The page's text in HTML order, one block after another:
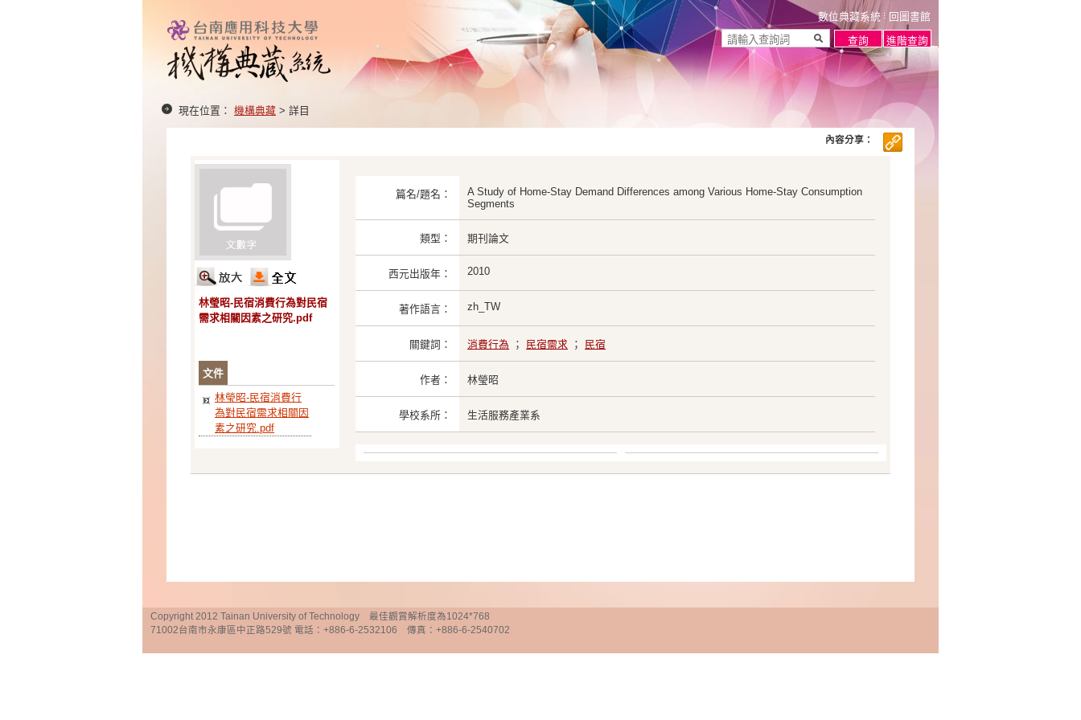
數位典藏系統 回圖書館
現在位置： 機構典藏 > 詳目
林瑩昭-民宿消費行為對民宿
需求相關因素之研究.pdf
文件
林瑩昭-民宿消費行
為對民宿需求相關因
素之研究.pdf
篇名/題名：
A Study of Home-Stay Demand Differences among Various Home-Stay Consumption
Segments
類型： 期刊論文
西元出版年： 2010
著作語言： zh_TW
關鍵詞： 消費行為 ； 民宿需求 ； 民宿
作者： 林瑩昭
學校系所： 生活服務產業系
內容分享：
Copyright 2012 Tainan University of Technology 最佳觀賞解析度為1024*768
71002台南市永康區中正路529號 電話：+886-6-2532106 傳真：+886-6-2540702